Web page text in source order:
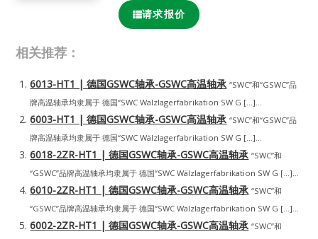
请求报价
相关推荐：
6013-HT1 | 德国GSWC轴承-GSWC高温轴承 “SWC”和“GSWC”品
牌高温轴承均隶属于 德国“SWC Wälzlagerfabrikation SW G […]...
6003-HT1 | 德国GSWC轴承-GSWC高温轴承 “SWC”和“GSWC”品
牌高温轴承均隶属于 德国“SWC Wälzlagerfabrikation SW G […]...
6018-2ZR-HT1 | 德国GSWC轴承-GSWC高温轴承 “SWC”和
“GSWC”品牌高温轴承均隶属于 德国“SWC Wälzlagerfabrikation SW G […]...
6010-2ZR-HT1 | 德国GSWC轴承-GSWC高温轴承 “SWC”和
“GSWC”品牌高温轴承均隶属于 德国“SWC Wälzlagerfabrikation SW G […]...
6002-2ZR-HT1 | 德国GSWC轴承-GSWC高温轴承 “SWC”和